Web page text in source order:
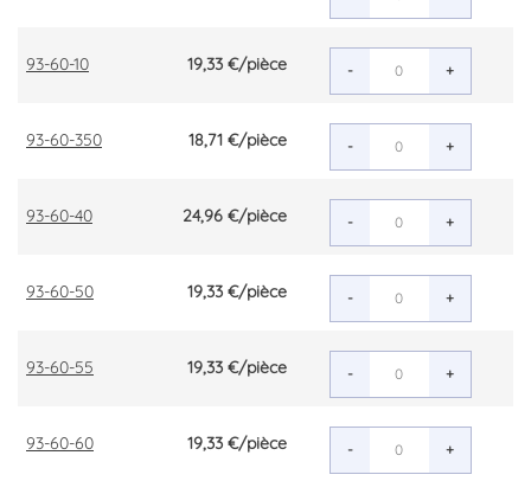
93-60-10 19,33 €/pièce - +
93-60-350 18,71 €/pièce - +
93-60-40 24,96 €/pièce - +
93-60-50 19,33 €/pièce - +
93-60-55 19,33 €/pièce - +
93-60-60 19,33 €/pièce - +